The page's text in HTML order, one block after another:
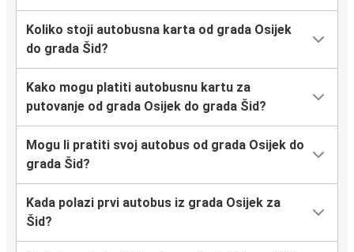
Koliko stoji autobusna karta od grada Osijek
do grada Šid?
Kako mogu platiti autobusnu kartu za
putovanje od grada Osijek do grada Šid?
Mogu li pratiti svoj autobus od grada Osijek do
grada Šid?
Kada polazi prvi autobus iz grada Osijek za
Šid?